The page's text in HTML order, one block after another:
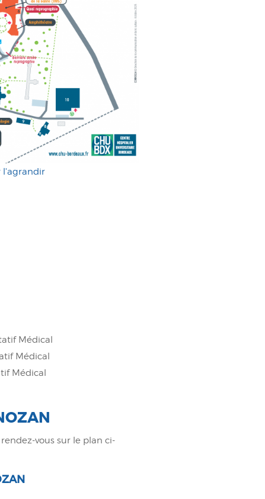
l'agrandir
Médical
Médical
Médical
vous sur le plan ci-